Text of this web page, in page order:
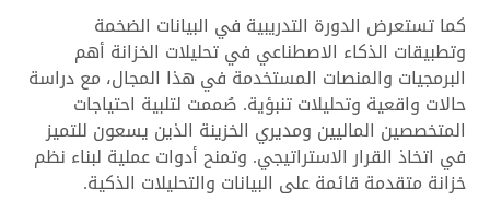
كما تستعرض الدورة التدريبية في البيانات الضخمة
وتطبيقات الذكاء الاصطناعي في تحليلات الخزانة أهم
البرمجيات والمنصات المستخدمة في هذا المجال، مع دراسة
حالات واقعية وتحليلات تنبؤية. صُممت لتلبية احتياجات
المتخصصين الماليين ومديري الخزينة الذين يسعون للتميز
في اتخاذ القرار الاستراتيجي. وتمنح أدوات عملية لبناء نظم
خزانة متقدمة قائمة على البيانات والتحليلات الذكية.